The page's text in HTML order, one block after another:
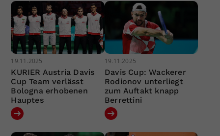
19.11.2025
KURIER Austria Davis
Cup Team verlässt
Bologna erhobenen
Hauptes
19.11.2025
Davis Cup: Wackerer
Rodionov unterliegt
zum Auftakt knapp
Berrettini